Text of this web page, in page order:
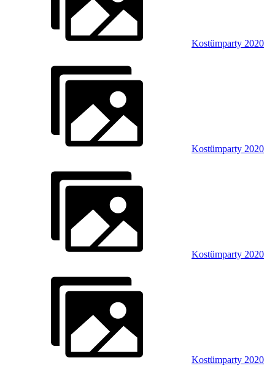
Kostümparty 2020
Kostümparty 2020
Kostümparty 2020
Kostümparty 2020